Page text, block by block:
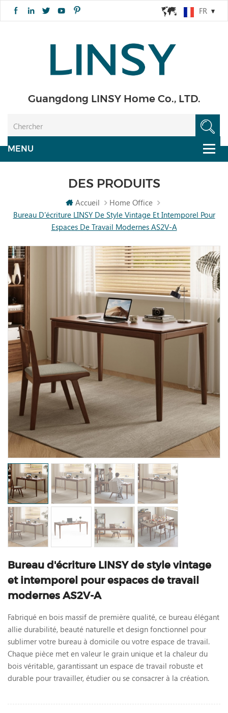
FR
Guangdong LINSY Home Co., LTD.
DES PRODUITS
Accueil
Home Office
Bureau D'écriture LINSY De Style Vintage Et Intemporel Pour
Espaces De Travail Modernes AS2V-A
Bureau d'écriture LINSY de style vintage
et intemporel pour espaces de travail
modernes AS2V-A
Fabriqué en bois massif de première qualité, ce bureau élégant
allie durabilité, beauté naturelle et design fonctionnel pour
sublimer votre bureau à domicile ou votre espace de travail.
Chaque pièce met en valeur le grain unique et la chaleur du
bois véritable, garantissant un espace de travail robuste et
durable pour travailler, étudier ou se consacrer à la création.